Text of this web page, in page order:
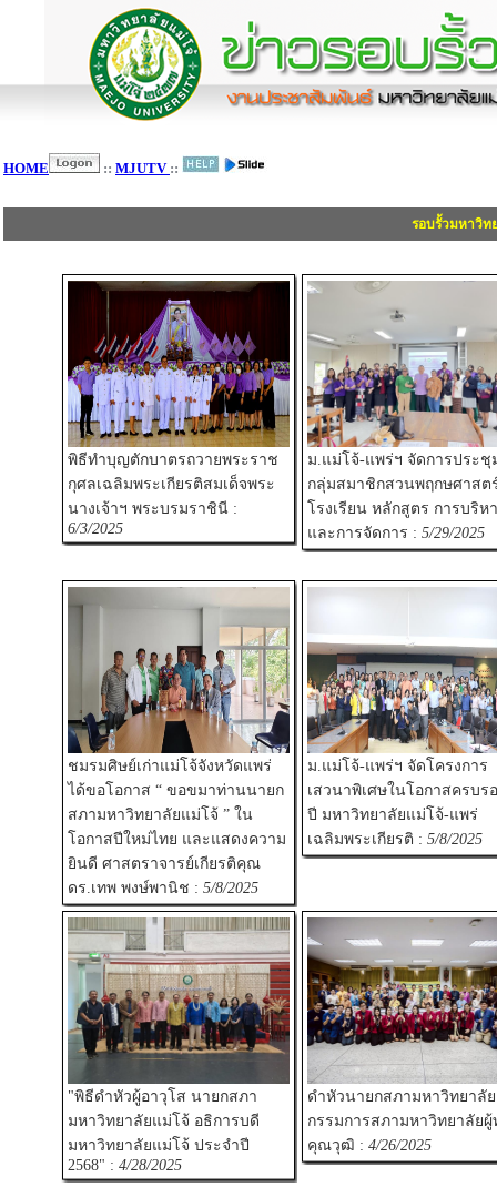
HOME :: MJUTV ::
รอบรั้วมหาวิท
พิธีทำบุญตักบาตรถวายพระราช
กุศลเฉลิมพระเกียรติสมเด็จพระ
นางเจ้าฯ พระบรมราชินี :
6/3/2025
ม.แม่โจ้-แพร่ฯ จัดการประชุ
กลุ่มสมาชิกสวนพฤกษศาสต
โรงเรียน หลักสูตร การบริห
และการจัดการ : 5/29/2025
ชมรมศิษย์เก่าแม่โจ้จังหวัดแพร่
ได้ขอโอกาส “ ขอขมาท่านนายก
สภามหาวิทยาลัยแม่โจ้ ” ใน
โอกาสปีใหม่ไทย และแสดงความ
ยินดี ศาสตราจารย์เกียรติคุณ
ดร.เทพ พงษ์พานิช : 5/8/2025
ม.แม่โจ้-แพร่ฯ จัดโครงการ
เสวนาพิเศษในโอกาสครบร
ปี มหาวิทยาลัยแม่โจ้-แพร่
เฉลิมพระเกียรติ : 5/8/2025
"พิธีดำหัวผู้อาวุโส นายกสภา
มหาวิทยาลัยแม่โจ้ อธิการบดี
มหาวิทยาลัยแม่โจ้ ประจำปี
2568" : 4/28/2025
ดำหัวนายกสภามหาวิทยาลั
กรรมการสภามหาวิทยาลัยผู้
คุณวุฒิ : 4/26/2025